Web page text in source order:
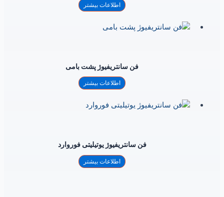
اطلاعات بیشتر
فن سانتریفیوژ پشت بامی
اطلاعات بیشتر
فن سانتریفیوژ یوتیلیتی فوروارد
اطلاعات بیشتر